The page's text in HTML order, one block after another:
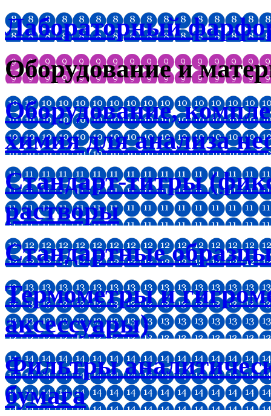
Лабораторный
Оборудование и
Оборудование,
химия для анализа
Стандарт-титры
растворы
Стандартные
Термометры и
аксессуары)
Фильтры
бумага